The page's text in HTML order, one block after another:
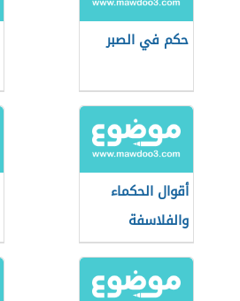
حكم في الصبر
أقوال الحكماء
والفلاسفة